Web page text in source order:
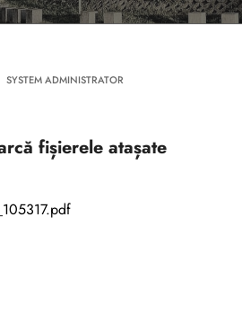
SYSTEM ADMINISTRATOR
fișierele atașate